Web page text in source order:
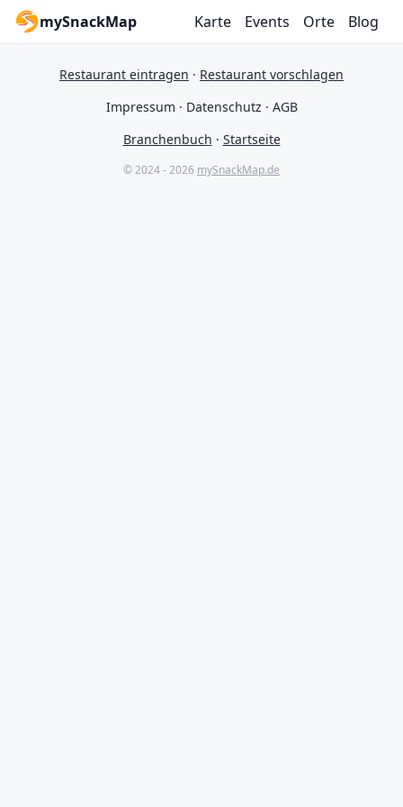
mySnackMap Karte Events Orte Blog
Restaurant eintragen · Restaurant vorschlagen
Impressum · Datenschutz · AGB
Branchenbuch · Startseite
© 2024 - 2026 mySnackMap.de